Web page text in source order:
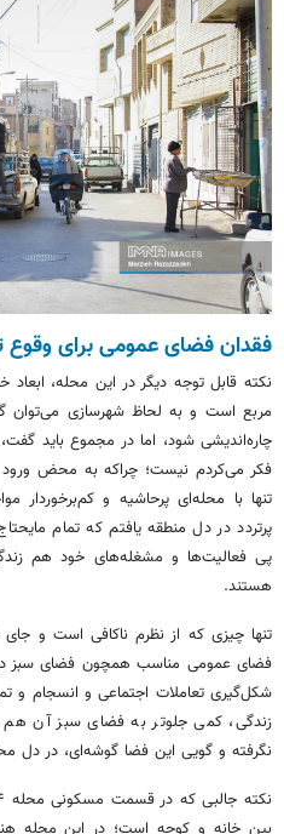
فقدان فضای عمومی برای وقوع
مربع است و به لحاظ شهرسازی می‌توان
چاره‌اندیشی شود، اما در مجموع باید
فکر می‌کردم نیست؛ چراکه به محض
تنها با محله‌ای پرحاشیه و کم‌برخوردار
پرتردد در دل منطقه یافتم که تمام
پی فعالیت‌ها و مشغله‌های خود هم
هستند.
تنها چیزی که از نظرم ناکافی است و
فضای عمومی مناسب همچون فضای سبز
شکل‌گیری تعاملات اجتماعی و انسجام و
زندگی، کمی جلوتر به فضای سبز آن هم
نگرفته و گویی این فضا گوشه‌ای، در دل
بین خانه و کوچه است؛ در این